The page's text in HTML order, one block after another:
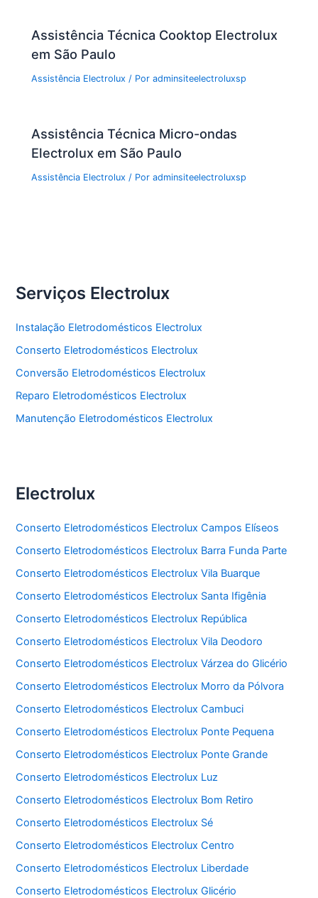
Assistência Técnica Cooktop Electrolux
em São Paulo
Assistência Electrolux / Poradminsiteelectroluxsp
Assistência Técnica Micro-ondas
Electrolux em São Paulo
Assistência Electrolux / Poradminsiteelectroluxsp
Serviços Electrolux
Instalação Eletrodomésticos Electrolux
Conserto Eletrodomésticos Electrolux
Conversão Eletrodomésticos Electrolux
Reparo Eletrodomésticos Electrolux
Manutenção Eletrodomésticos Electrolux
Electrolux
Conserto Eletrodomésticos Electrolux Campos Elíseos
Conserto Eletrodomésticos Electrolux Barra Funda Parte
Conserto Eletrodomésticos Electrolux Vila Buarque
Conserto Eletrodomésticos Electrolux Santa Ifigênia
Conserto Eletrodomésticos Electrolux República
Conserto Eletrodomésticos Electrolux Vila Deodoro
Conserto Eletrodomésticos Electrolux Várzea do Glicério
Conserto Eletrodomésticos Electrolux Morro da Pólvora
Conserto Eletrodomésticos Electrolux Cambuci
Conserto Eletrodomésticos Electrolux Ponte Pequena
Conserto Eletrodomésticos Electrolux Ponte Grande
Conserto Eletrodomésticos Electrolux Luz
Conserto Eletrodomésticos Electrolux Bom Retiro
Conserto Eletrodomésticos Electrolux Sé
Conserto Eletrodomésticos Electrolux Centro
Conserto Eletrodomésticos Electrolux Liberdade
Conserto Eletrodomésticos Electrolux Glicério